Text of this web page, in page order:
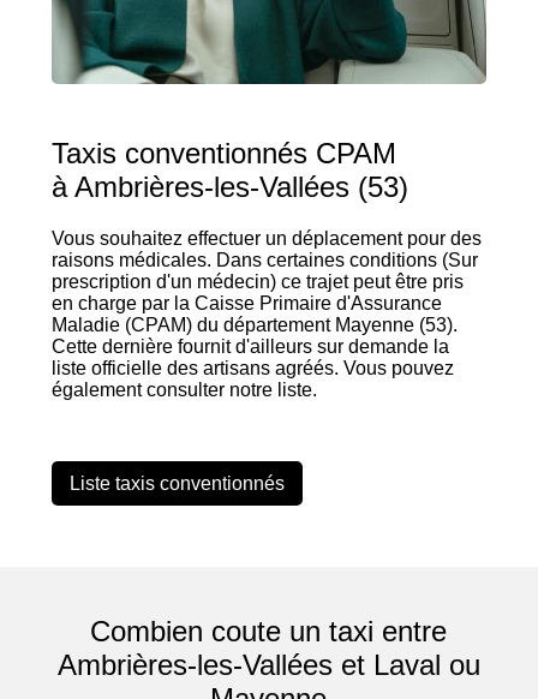
Taxis conventionnés CPAM
à Ambrières-les-Vallées (53)
Vous souhaitez effectuer un déplacement pour des
raisons médicales. Dans certaines conditions (Sur
prescription d'un médecin) ce trajet peut être pris
en charge par la Caisse Primaire d'Assurance
Maladie (CPAM) du département Mayenne (53).
Cette dernière fournit d'ailleurs sur demande la
liste officielle des artisans agréés. Vous pouvez
également consulter notre liste.
Liste taxis conventionnés
Combien coute un taxi entre
Ambrières-les-Vallées et Laval ou